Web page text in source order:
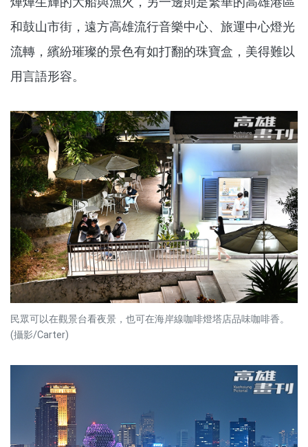
和鼓山市街，遠方高雄流行音樂中心、旅運中心燈光
流轉，繽紛璀璨的景色有如打翻的珠寶盒，美得難以
用言語形容。
民眾可以在觀景台看夜景，也可在海岸線咖啡燈塔店品味咖啡香。
(攝影/Carter)